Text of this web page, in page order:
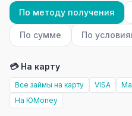
По методу получения
По сумме По
💳 На карту
Все займы на карту VISA
На ЮMoney